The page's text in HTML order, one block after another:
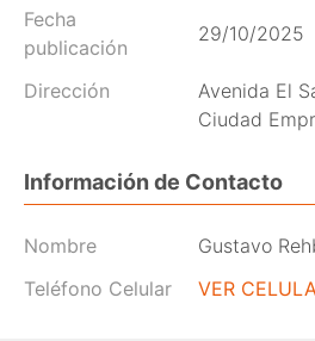
Fecha
publicación
29/10/2025
Dirección
Avenida El
Ciudad
Información de Contacto
Nombre
Gustavo
Teléfono Celular
VER